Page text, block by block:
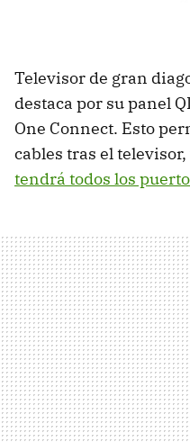
Televisor de gran
destaca por su panel
One Connect. Esto
cables tras el televisor,
tendrá todos los